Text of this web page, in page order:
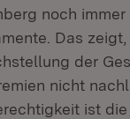
noch
Das
der
nicht
ist